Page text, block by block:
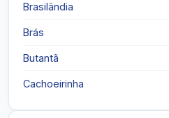
Brasilândia
Brás
Butantã
Cachoeirinha